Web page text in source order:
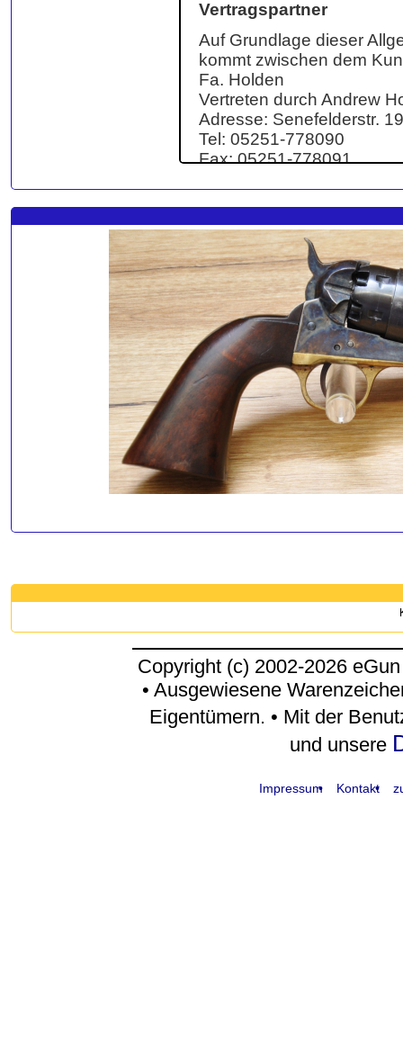
Copyright (c) 2002-2026
• Ausgewiesene
Eigentümern. • Mit der
und unsere
Impressum Kontakt